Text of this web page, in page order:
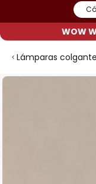
WOW
Lámparas
Saltar